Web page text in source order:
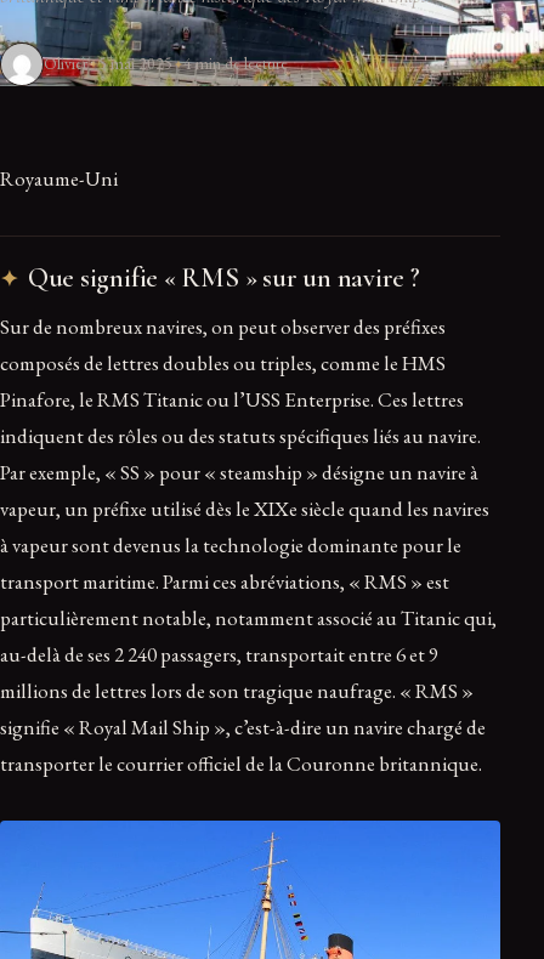
Olivier 5 mai 2025 4 min de lecture
Royaume-Uni
Que signifie « RMS » sur un navire ?
Sur de nombreux navires, on peut observer des préfixes
composés de lettres doubles ou triples, comme le HMS
Pinafore, le RMS Titanic ou l’USS Enterprise. Ces lettres
indiquent des rôles ou des statuts spécifiques liés au navire.
Par exemple, « SS » pour « steamship » désigne un navire à
vapeur, un préfixe utilisé dès le XIXe siècle quand les navires
à vapeur sont devenus la technologie dominante pour le
transport maritime. Parmi ces abréviations, « RMS » est
particulièrement notable, notamment associé au Titanic qui,
au-delà de ses 2 240 passagers, transportait entre 6 et 9
millions de lettres lors de son tragique naufrage. « RMS »
signifie « Royal Mail Ship », c’est-à-dire un navire chargé de
transporter le courrier officiel de la Couronne britannique.